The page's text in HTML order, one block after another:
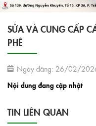
SỬA VÀ CUNG CẤP
PHÊ
Ngày đăng: 26/02/
Nội dung đang cập nhật
TIN LIÊN QUAN